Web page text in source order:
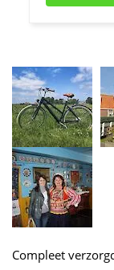
Compleet